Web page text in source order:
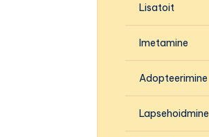
Lisatoit
Imetamine
Adopteerimine
Lapsehoidmine